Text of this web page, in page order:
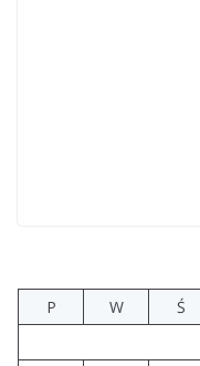
P
W Ś